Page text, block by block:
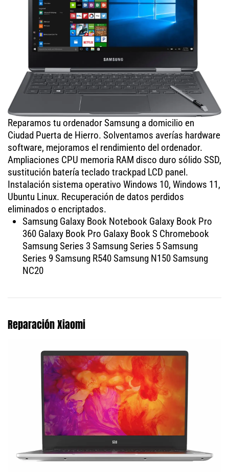
Reparamos tu ordenador Samsung a domicilio en
Ciudad Puerta de Hierro. Solventamos averías hardware
software, mejoramos el rendimiento del ordenador.
Ampliaciones CPU memoria RAM disco duro sólido SSD,
sustitución batería teclado trackpad LCD panel.
Instalación sistema operativo Windows 10, Windows 11,
Ubuntu Linux. Recuperación de datos perdidos
eliminados o encriptados.
Samsung Galaxy Book Notebook Galaxy Book Pro
360 Galaxy Book Pro Galaxy Book S Chromebook
Samsung Series 3 Samsung Series 5 Samsung
Series 9 Samsung R540 Samsung N150 Samsung
NC20
Reparación Xiaomi